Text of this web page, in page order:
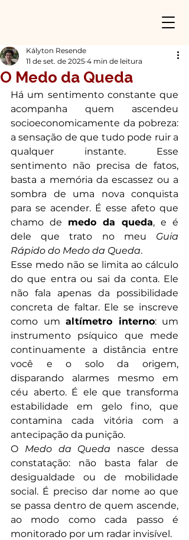
O Medo da Queda
Kályton Resende
11 de set. de 2025 4 min de leitura
Há um sentimento constante que
acompanha quem ascendeu
socioeconomicamente da pobreza:
a sensação de que tudo pode ruir a
qualquer instante. Esse
sentimento não precisa de fatos,
basta a memória da escassez ou a
sombra de uma nova conquista
para se acender. É esse afeto que
chamo de medo da queda, e é
dele que trato no meu Guia
Rápido do Medo da Queda.
Esse medo não se limita ao cálculo
do que entra ou sai da conta. Ele
não fala apenas da possibilidade
concreta de faltar. Ele se inscreve
como um altímetro interno: um
instrumento psíquico que mede
continuamente a distância entre
você e o solo da origem,
disparando alarmes mesmo em
céu aberto. É ele que transforma
estabilidade em gelo fino, que
contamina cada vitória com a
antecipação da punição.
O Medo da Queda nasce dessa
constatação: não basta falar de
desigualdade ou de mobilidade
social. É preciso dar nome ao que
se passa dentro de quem ascende,
ao modo como cada passo é
monitorado por um radar invisível.